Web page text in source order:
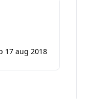
17 aug 2018